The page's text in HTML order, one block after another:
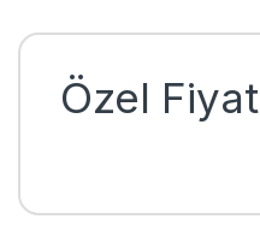
Özel Fiyat